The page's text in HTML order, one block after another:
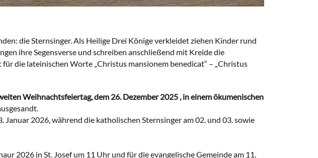
die Sternsinger. Als Heilige Drei Könige verkleidet ziehen Kinder rund
ihre Segensverse und schreiben anschließend mit Kreide die
die lateinischen Worte „Christus mansionem benedicat“ – „Christus
Weihnachtsfeiertag, dem 26. Dezember 2025 , in einem ökumenischen
Januar 2026, während die katholischen Sternsinger am 02. und 03. sowie
2026 in St. Josef um 11 Uhr und für die evangelische Gemeinde am 11.